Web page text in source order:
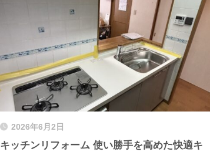
2026年6月2日
キッチンリフォーム 使い勝手を高めた快適キ